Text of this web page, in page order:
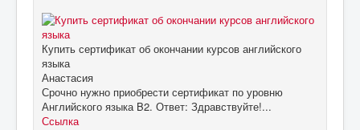
Купить сертификат об окончании курсов английского
языка
Анастасия
Срочно нужно приобрести сертификат по уровню
Английского языка B2. Ответ: Здравствуйте!...
Ссылка